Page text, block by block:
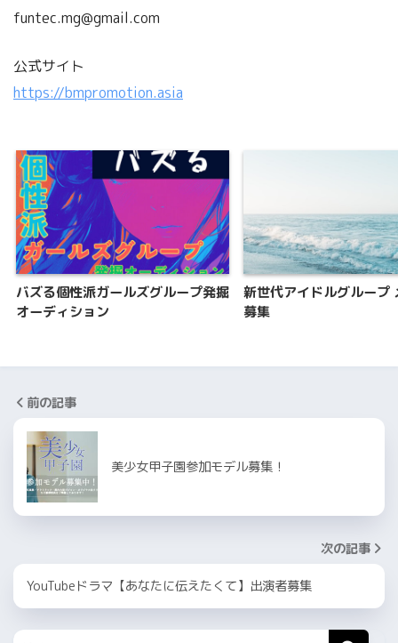
funtec.mg@gmail.com
公式サイト
https://bmpromotion.asia
バズる個性派ガールズグループ発掘
オーディション
新世代アイドルグループ
募集
前の記事
美少女甲子園参加モデル募集！
次の記事
YouTubeドラマ【あなたに伝えたくて】出演者募集